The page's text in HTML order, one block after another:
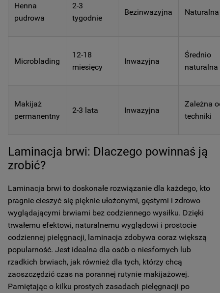
Henna
pudrowa
2-3
tygodnie
Bezinwazyjna Naturalna
Microblading
12-18
miesięcy
Inwazyjna
Średnio
naturalna
Makijaż
permanentny
2-3 lata Inwazyjna
Zależna
techniki
Laminacja brwi: Dlaczego powinnaś ją
zrobić?
Laminacja brwi to doskonałe rozwiązanie dla każdego, kto
pragnie cieszyć się pięknie ułożonymi, gęstymi i zdrowo
wyglądającymi brwiami bez codziennego wysiłku. Dzięki
trwałemu efektowi, naturalnemu wyglądowi i prostocie
codziennej pielęgnacji, laminacja zdobywa coraz większą
popularność. Jest idealna dla osób o niesfornych lub
rzadkich brwiach, jak również dla tych, którzy chcą
zaoszczędzić czas na porannej rutynie makijażowej.
Pamiętając o kilku prostych zasadach pielęgnacji po